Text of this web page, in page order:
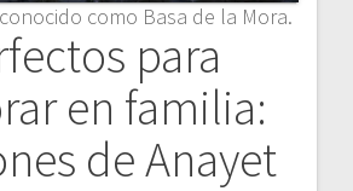
como Basa de la Mora.
para
en familia:
de Anayet